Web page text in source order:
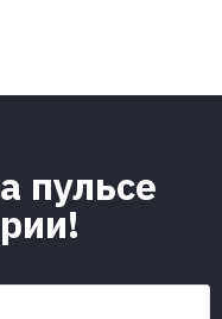
пульсе